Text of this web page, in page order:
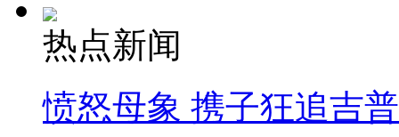
热点新闻
愤怒母象 携子狂追吉